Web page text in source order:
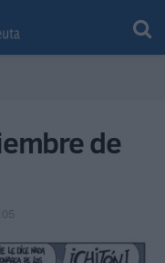
de